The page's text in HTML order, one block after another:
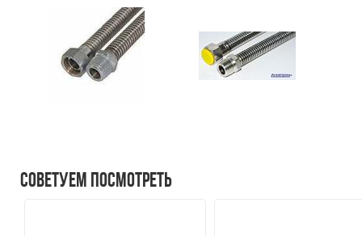
Советуем посмотреть